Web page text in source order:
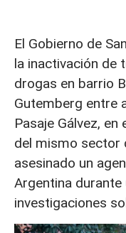
El Gobierno de
la inactivación de
drogas en barrio
Gutemberg entre
Pasaje Gálvez,
del mismo sector
asesinado un
Argentina
investigaciones